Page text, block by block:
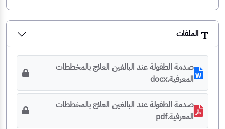
الملفات
صدمة الطفولة عند البالغين العلاج بالمخططات
المعرفية.docx
صدمة الطفولة عند البالغين العلاج بالمخططات
المعرفية.pdf